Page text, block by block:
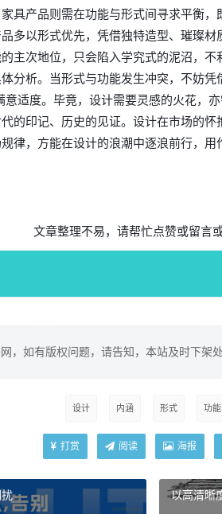
具产品则需在功能与形式间寻求平衡
多以形式优先，凭借独特造型、璀璨
主次地位，只会陷入学究式的泥沼，
分析。当形式与功能发生冲突，不妨
意适度。毕竟，设计需要灵感的火花
的印记、历史的见证。设计在市场的
律，方能在设计的浪潮中逐浪前行，用
文章整理不易，请帮忙点赞或留言
，如有版权问题，请告知，本站及时下架处
设计 内涵 形式 功能
打赏 阅读 海报
以高清晰